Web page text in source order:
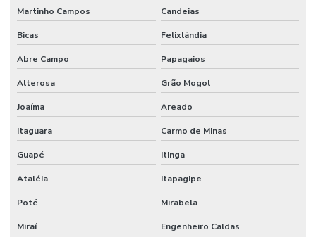
Martinho Campos Candeias
Bicas Felixlândia
Abre Campo Papagaios
Alterosa Grão Mogol
Joaíma Areado
Itaguara Carmo de Minas
Guapé Itinga
Ataléia Itapagipe
Poté Mirabela
Miraí Engenheiro Caldas